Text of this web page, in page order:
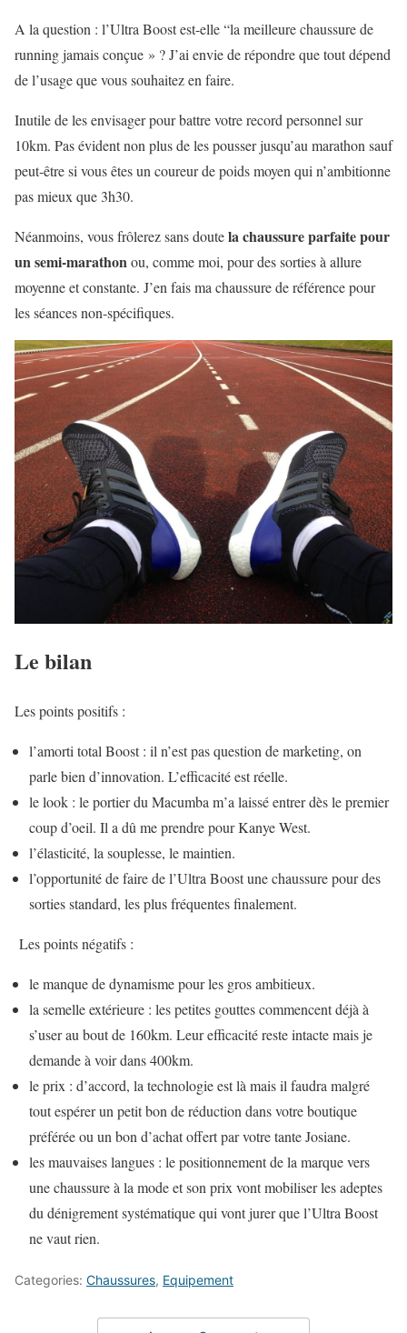
A la question : l’Ultra Boost est-elle “la meilleure chaussure de
running jamais conçue » ? J’ai envie de répondre que tout dépend
de l’usage que vous souhaitez en faire.
Inutile de les envisager pour battre votre record personnel sur
10km. Pas évident non plus de les pousser jusqu’au marathon sauf
peut-être si vous êtes un coureur de poids moyen qui n’ambitionne
pas mieux que 3h30.
Néanmoins, vous frôlerez sans doutela chaussure parfaite pour
un semi-marathonou, comme moi, pour des sorties à allure
moyenne et constante. J’en fais ma chaussure de référence pour
les séances non-spécifiques.
Le bilan
Les points positifs :
l’amorti total Boost : il n’est pas question de marketing, on
parle bien d’innovation. L’efficacité est réelle.
le look : le portier du Macumba m’a laissé entrer dès le premier
coup d’oeil. Il a dû me prendre pour Kanye West.
l’élasticité, la souplesse, le maintien.
l’opportunité de faire de l’Ultra Boost une chaussure pour des
sorties standard, les plus fréquentes finalement.
Les points négatifs :
le manque de dynamisme pour les gros ambitieux.
la semelle extérieure : les petites gouttes commencent déjà à
s’user au bout de 160km. Leur efficacité reste intacte mais je
demande à voir dans 400km.
le prix : d’accord, la technologie est là mais il faudra malgré
tout espérer un petit bon de réduction dans votre boutique
préférée ou un bon d’achat offert par votre tante Josiane.
les mauvaises langues : le positionnement de la marque vers
une chaussure à la mode et son prix vont mobiliser les adeptes
du dénigrement systématique qui vont jurer que l’Ultra Boost
ne vaut rien.
Categories: Chaussures, Equipement